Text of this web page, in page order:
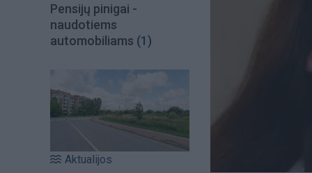
Pensijų pinigai -
naudotiems
automobiliams (1)
Aktualijos